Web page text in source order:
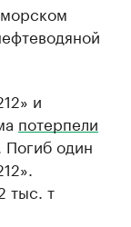
и
потерпели
Погиб один
тыс. т